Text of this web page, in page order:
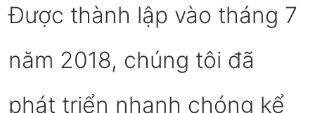
Được thành lập vào tháng 7
năm 2018, chúng tôi đã
phát triển nhanh chóng kể